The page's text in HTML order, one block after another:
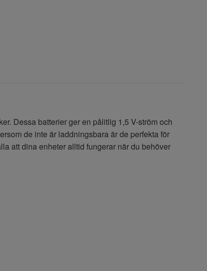
Dessa batterier ger en pålitlig 1,5 V-ström och
de inte är laddningsbara är de perfekta för
att dina enheter alltid fungerar när du behöver